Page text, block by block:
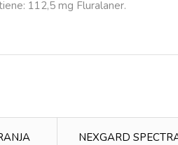
112,5 mg Fluralaner.
NEXGARD